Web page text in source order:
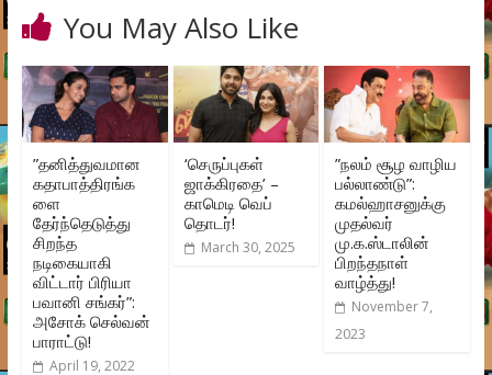
You May Also Like
”தனித்துவமான
கதாபாத்திரங்க
ளை
தேர்ந்தெடுத்து
சிறந்த
நடிகையாகி
விட்டார் பிரியா
பவானி சங்கர்”:
அசோக் செல்வன்
பாராட்டு!
April 19, 2022
‘செருப்புகள்
ஜாக்கிரதை’ –
காமெடி வெப்
தொடர்!
March 30, 2025
”நலம் சூழ வாழிய
பல்லாண்டு”:
கமல்ஹாசனுக்கு
முதல்வர்
மு.க.ஸ்டாலின்
பிறந்தநாள்
வாழ்த்து!
November 7,
2023